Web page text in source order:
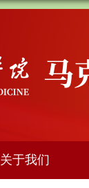
关于我们